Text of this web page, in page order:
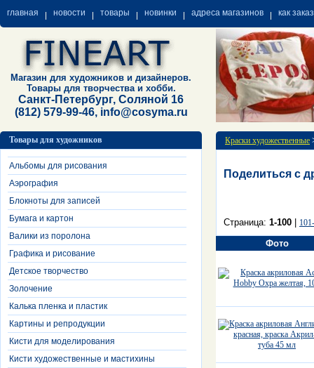
главная новости товары новинки адреса магазинов как
Магазин для художников и дизайнеров.
Товары для творчества и хобби.
Санкт-Петербург, Соляной 16
(812) 579-99-46, info@cosyma.ru
Товары для художников
Альбомы для рисования
Аэрография
Блокноты для записей
Бумага и картон
Валики из поролона
Графика и рисование
Детское творчество
Золочение
Калька пленка и пластик
Картины и репродукции
Кисти для моделирования
Кисти художественные и мастихины
Краски художественные
Поделиться с
Страница: 1-100
Фото